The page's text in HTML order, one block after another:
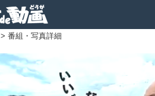
> 番組・写真詳細